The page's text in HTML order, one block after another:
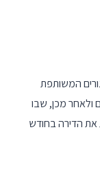
המשותפת
מכן, שבו
את הדירה בחודש